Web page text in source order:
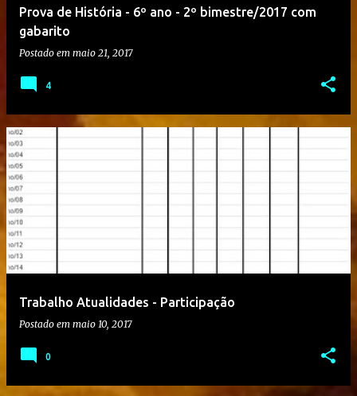
Prova de História - 6º ano - 2º bimestre/2017 com
gabarito
Postado em maio 21, 2017
4
Trabalho Atualidades - Participação
Postado em maio 10, 2017
0